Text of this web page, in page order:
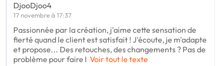
DjooDjoo4
17 novembre à 17:37
Passionnée par la création, j'aime cette sensation de
fierté quand le client est satisfait ! J'écoute, je m'adapte
et propose... Des retouches, des changements ? Pas de
problème pour faire l Voir tout le texte